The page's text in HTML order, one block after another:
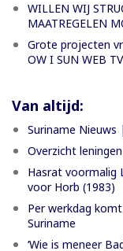
WILLEN WIJ
MAATREGELEN
Grote projecten
OW I SUN WEB
Van altijd:
Suriname Nieuws
Overzicht
Hasrat voormalig
voor Horb (1983)
Per werkdag
Suriname
‘Wie is meneer